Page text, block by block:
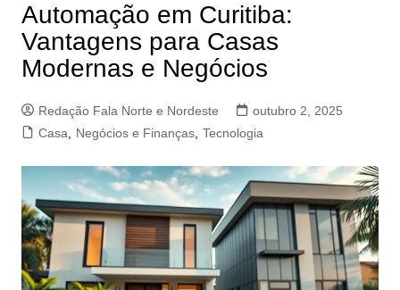
Automação em Curitiba:
Vantagens para Casas
Modernas e Negócios
Redação Fala Norte e Nordeste
outubro 2, 2025
Casa
Negócios e Finanças, Tecnologia